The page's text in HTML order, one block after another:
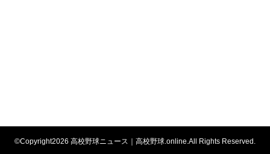
©Copyright2026 高校野球ニュース｜高校野球.online .All Rights Reserved.